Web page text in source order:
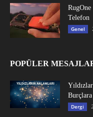
Telefon
Genel
POPÜLER
Dergi